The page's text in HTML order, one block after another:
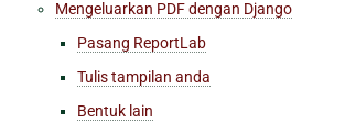
Mengeluarkan PDF dengan Django
Pasang ReportLab
Tulis tampilan anda
Bentuk lain